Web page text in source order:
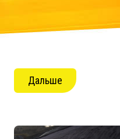
Дальше